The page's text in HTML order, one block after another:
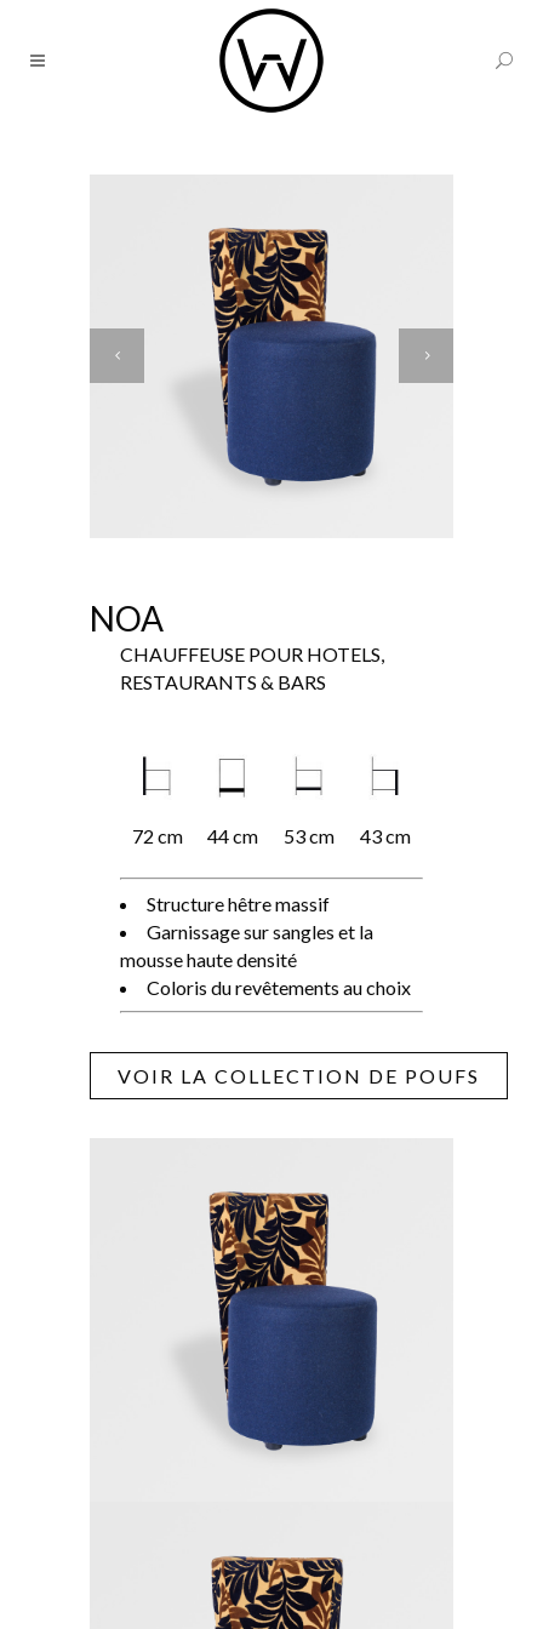
NOA
CHAUFFEUSE POUR HOTELS,
RESTAURANTS & BARS
72 cm 44 cm 53 cm 43 cm
Structure hêtre massif
Garnissage sur sangles et la
mousse haute densité
Coloris du revêtements au choix
VOIR LA COLLECTION DE POUFS